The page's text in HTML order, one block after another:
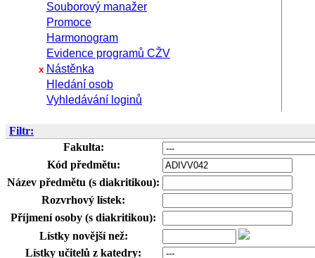
Souborový manažer
Promoce
Harmonogram
Evidence programů CŽV
x Nástěnka
Hledání osob
Vyhledávání loginů
Filtr:
Fakulta:
Kód předmětu:
Název předmětu (s diakritikou):
Rozvrhový lístek:
Příjmení osoby (s diakritikou):
Lístky novější než:
Lístky učitelů z katedry: